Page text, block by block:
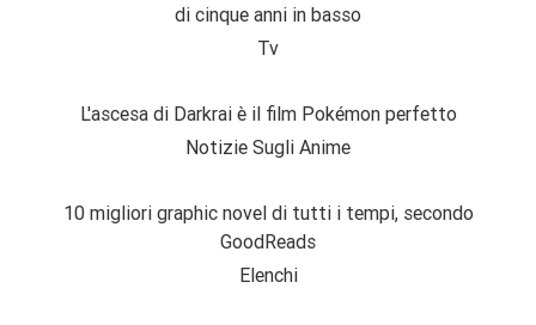
di cinque anni in basso
Tv
L'ascesa di Darkrai è il film Pokémon perfetto
Notizie Sugli Anime
10 migliori graphic novel di tutti i tempi, secondo
GoodReads
Elenchi